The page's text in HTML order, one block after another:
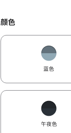
颜色
蓝色
午夜色